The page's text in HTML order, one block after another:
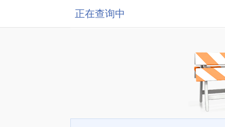
正在查询中